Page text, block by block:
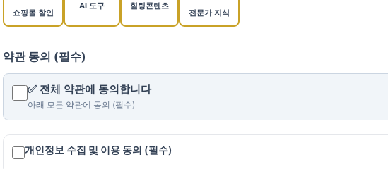
쇼핑몰 할인
AI 도구 힐링콘텐츠
전문가 지식
약관 동의 (필수)
✅ 전체 약관에 동의합니다
아래 모든 약관에 동의 (필수)
개인정보 수집 및 이용 동의 (필수)